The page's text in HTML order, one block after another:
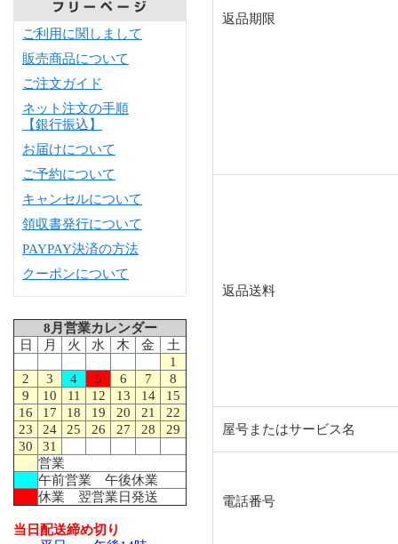
ご利用に関しまして
販売商品について
ご注文ガイド
ネット注文の手順
【銀行振込】
お届けについて
ご予約について
キャンセルについて
領収書発行について
PAYPAY決済の方法
クーポンについて
8月営業カレンダー
日
月 火 水 木 金
土
1
2
3 4 5 6 7
8
9
10 11 12 13 14
15
16
17 18 19 20 21
22
23
24 25 26 27 28
29
30
31
営業
午前営業 午後休業
休業 翌営業日発送
当日配送締め切り
返品期限
返品送料
屋号またはサービス名
電話番号